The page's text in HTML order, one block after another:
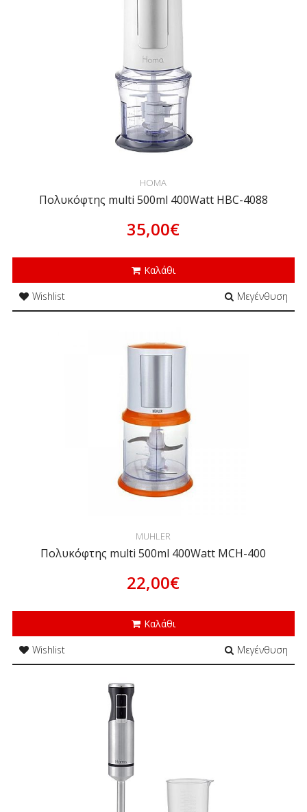
HOMA
Πολυκόφτης multi 500ml 400Watt HBC-4088
35,00€
Καλάθι
Wishlist
Μεγένθυση
MUHLER
Πολυκόφτης multi 500ml 400Watt MCH-400
22,00€
Καλάθι
Wishlist
Μεγένθυση